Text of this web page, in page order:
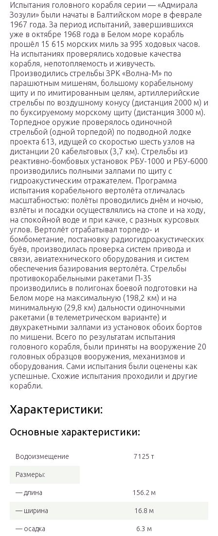
Испытания головного корабля серии — «Адмирала
Зозули» были начаты в Балтийском море в феврале
1967 года. За период испытаний, завершившихся
уже в октябре 1968 года в Белом море корабль
прошёл 15 615 морских миль за 995 ходовых часов.
На испытаниях проверялись ходовые качества
корабля, непотопляемость и живучесть.
Производились стрельбы ЗРК «Волна-М» по
парашютным мишеням, большому корабельному
щиту и по имитированным целям, артиллерийские
стрельбы по воздушному конусу (дистанция 2000 м) и
по буксируемому морскому щиту (дистанция 3000 м).
Торпедное оружие проверялось одиночной
стрельбой (одной торпедой) по подводной лодке
проекта 613, идущей со скоростью шесть узлов на
дистанции 20 кабельтовых (3,7 км). Стрельбы из
реактивно-бомбовых установок РБУ-1000 и РБУ-6000
производились полными залпами по щиту с
гидроакустическим отражателем. Программа
испытания корабельного вертолёта отличалась
масштабностью: полёты проводились днём и ночью,
взлёты и посадки осуществлялись на стопе и на ходу,
на спокойной воде и при качке, с разных курсовых
углов. Вертолёт отрабатывал торпедо- и
бомбометание, постановку радиогидроакустических
буёв, производилась проверка систем привода и
связи, авиатехнического оборудования и систем
обеспечения базирования вертолёта. Стрельбы
противокорабельными ракетами П-35
производились в полигонах боевой подготовки на
Белом море на максимальную (198,2 км) и на
минимальную (29,8 км) дальности одиночными
ракетами (в телеметрическом варианте) и
двухракетными залпами из установок обоих бортов
по мишени. Всего по результатам испытания
головного корабля, были приняты на вооружение 20
головных образцов вооружения, механизмов и
оборудования. Сами испытания были оценены как
успешные. Схожие испытания проходили и другие
корабли.
Характеристики:
Основные характеристики:
Водоизмещение 7125 т
Размеры:
— длина 156.2 м
— ширина 16.8 м
— осадка 6.3 м